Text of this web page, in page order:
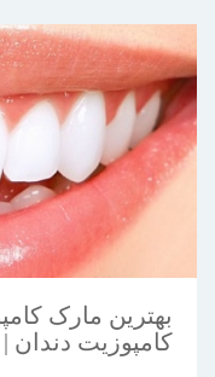
بهترین مارک
کامپوزیت دندان |